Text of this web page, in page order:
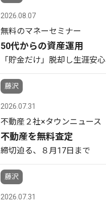
2026.08.07
無料のマネーセミナー
50代からの資産運用
「貯金だけ」脱却し生涯安心
藤沢
2026.07.31
不動産２社×タウンニュース
不動産を無料査定
締切迫る、８月17日まで
藤沢
2026.07.31